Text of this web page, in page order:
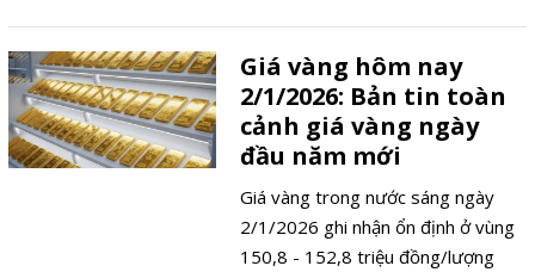
Giá vàng hôm nay
2/1/2026: Bản tin toàn
cảnh giá vàng ngày
đầu năm mới
Giá vàng trong nước sáng ngày
2/1/2026 ghi nhận ổn định ở vùng
150,8 - 152,8 triệu đồng/lượng